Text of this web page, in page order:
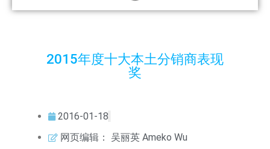
2015年度十大本土分销商表现
奖
2016-01-18
网页编辑： 吴丽英 Ameko Wu